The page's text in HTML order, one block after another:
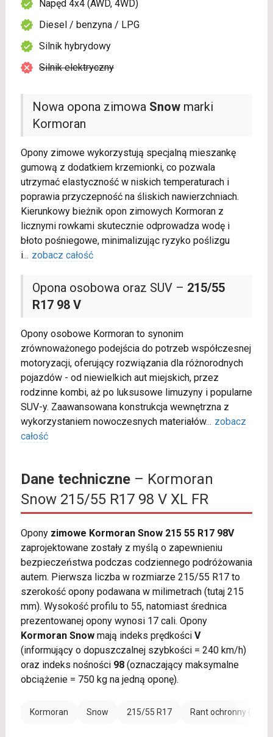
Nowa opona zimowa Snowmarki
Kormoran
Opony zimowe wykorzystują specjalną mieszankę
gumową z dodatkiem krzemionki, co pozwala
utrzymać elastyczność w niskich temperaturach i
poprawia przyczepność na śliskich nawierzchniach.
Kierunkowy bieżnik opon zimowych Kormoran z
licznymi rowkami skutecznie odprowadza wodę i
błoto pośniegowe, minimalizując ryzyko poślizgu
i... zobacz całość
Opona osobowa oraz SUV – 215/55
R17 98 V
Opony osobowe Kormoran to synonim
zrównoważonego podejścia do potrzeb współczesnej
motoryzacji, oferujący rozwiązania dla różnorodnych
pojazdów - od niewielkich aut miejskich, przez
rodzinne kombi, aż po luksusowe limuzyny i popularne
SUV-y. Zaawansowana konstrukcja wewnętrzna z
wykorzystaniem nowoczesnych materiałów... zobacz
całość
Napęd 4x4 (AWD, 4WD)
Diesel / benzyna / LPG
Silnik hybrydowy
Silnik elektryczny
Dane techniczne– Kormoran
Snow 215/55 R17 98 V XL FR
Opony zimowe Kormoran Snow 215 55 R17 98V
zaprojektowane zostały z myślą o zapewnieniu
bezpieczeństwa podczas codziennego podróżowania
autem. Pierwsza liczba w rozmiarze 215/55 R17 to
szerokość opony podawana w milimetrach (tutaj 215
mm). Wysokość profilu to 55, natomiast średnica
prezentowanej opony wynosi 17 cali. Opony
Kormoran Snowmają indeks prędkości V
(informujący o dopuszczalnej szybkości = 240 km/h)
oraz indeks nośności 98(oznaczający maksymalne
obciążenie = 750 kg na jedną oponę).
Kormoran Snow 215/55 R17 Rant ochronny (FR)